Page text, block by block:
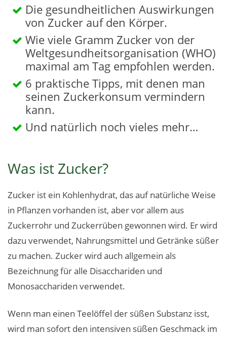
Die gesundheitlichen Auswirkungen
von Zucker auf den Körper.
Wie viele Gramm Zucker von der
Weltgesundheitsorganisation (WHO)
maximal am Tag empfohlen werden.
6 praktische Tipps, mit denen man
seinen Zuckerkonsum vermindern
kann.
Und natürlich noch vieles mehr…
Was ist Zucker?
Zucker ist ein Kohlenhydrat, das auf natürliche Weise
in Pflanzen vorhanden ist, aber vor allem aus
Zuckerrohr und Zuckerrüben gewonnen wird. Er wird
dazu verwendet, Nahrungsmittel und Getränke süßer
zu machen. Zucker wird auch allgemein als
Bezeichnung für alle Disacchariden und
Monosacchariden verwendet.
Wenn man einen Teelöffel der süßen Substanz isst,
wird man sofort den intensiven süßen Geschmack im